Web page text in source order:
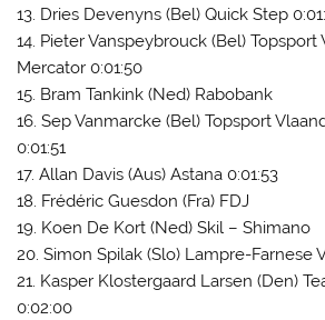
13. Dries Devenyns (Bel) Quick Step
14. Pieter Vanspeybrouck (Bel) Topsport
Mercator 0:01:50
15. Bram Tankink (Ned) Rabobank
16. Sep Vanmarcke (Bel) Topsport
0:01:51
17. Allan Davis (Aus) Astana 0:01:53
18. Frédéric Guesdon (Fra) FDJ
19. Koen De Kort (Ned) Skil – Shimano
20. Simon Spilak (Slo) Lampre-Farnese
21. Kasper Klostergaard Larsen (Den)
0:02:00